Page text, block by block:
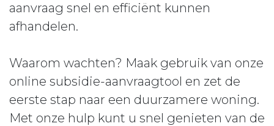
aanvraag snel en efficiënt kunnen
afhandelen.
Waarom wachten? Maak gebruik van onze
online subsidie-aanvraagtool en zet de
eerste stap naar een duurzamere woning.
Met onze hulp kunt u snel genieten van de